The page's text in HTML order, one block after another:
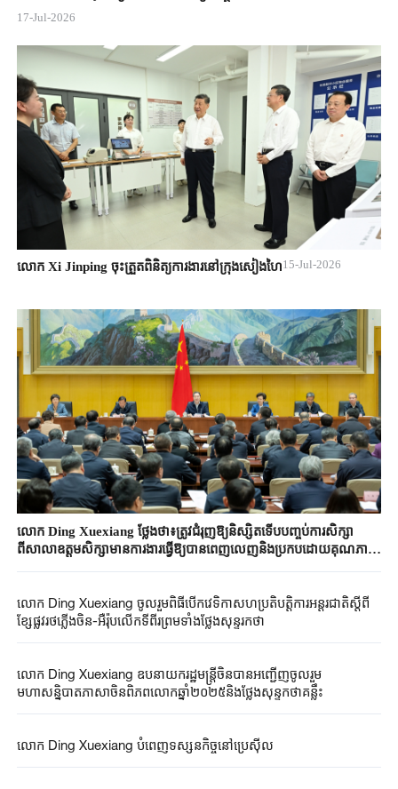
17-Jul-2026
លោក Xi Jinping ចុះត្រួតពិនិត្យការងារនៅក្រុងសៀងហៃ15-Jul-2026
លោក Ding Xuexiang ថ្លែងថា៖ត្រូវជំរុញឱ្យនិស្សិតទើបបញ្ចប់ការសិក្សា
ពីសាលាឧត្តមសិក្សាមានការងារធ្វើឱ្យបានពេញលេញនិងប្រកបដោយគុណភាព
លោក Ding Xuexiang ចូលរួមពិធីបើកវេទិកាសហប្រតិបត្តិការអន្តរជាតិស្តីពី
ខ្សែផ្លូវរថភ្លើងចិន-អឺរ៉ុបលើកទីពីរព្រមទាំងថ្លែងសុន្ទរកថា
លោក Ding Xuexiang ឧបនាយករដ្ឋមន្ត្រីចិនបានអញ្ជើញចូលរួម
មហាសន្និបាតភាសាចិនពិភពលោកឆ្នាំ២០២៥និងថ្លែងសុន្ទកថាគន្លឹះ
លោក Ding Xuexiang បំពេញទស្សនកិច្ចនៅប្រេស៊ីល